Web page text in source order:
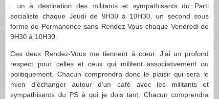
: un à destination des militants et sympathisants du Parti
socialiste chaque Jeudi de 9H30 à 10H30, un second sous
forme de Permanence sans Rendez-Vous chaque Vendredi de
9H30 à 10H30.
Ces deux Rendez-Vous me tiennent à cœur. J’ai un profond
respect pour celles et ceux qui militent associativement ou
politiquement. Chacun comprendra donc le plaisir qui sera le
mien d’échanger autour d’un café avec les militants et
sympathisants du PS à qui je dois tant. Chacun comprendra